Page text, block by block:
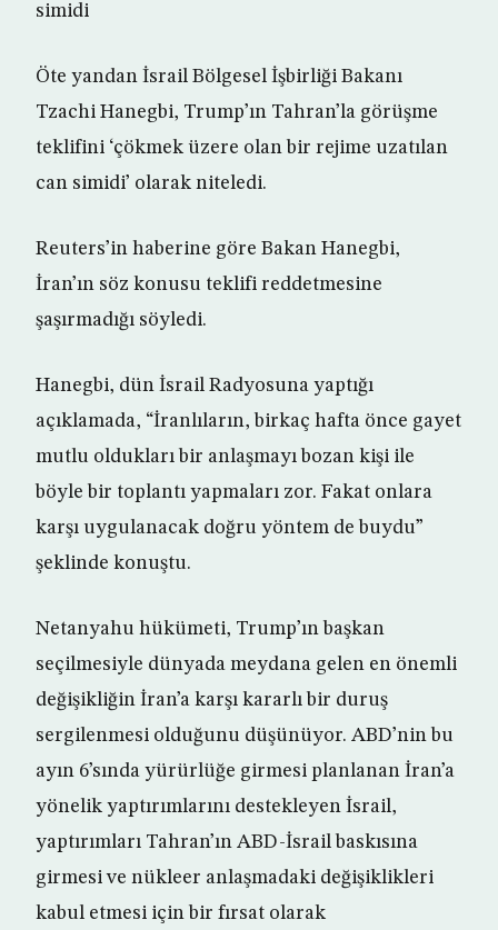
simidi
Öte yandan İsrail Bölgesel İşbirliği Bakanı
Tzachi Hanegbi, Trump’ın Tahran’la görüşme
teklifini ‘çökmek üzere olan bir rejime uzatılan
can simidi’ olarak niteledi.
Reuters’in haberine göre Bakan Hanegbi,
İran’ın söz konusu teklifi reddetmesine
şaşırmadığı söyledi.
Hanegbi, dün İsrail Radyosuna yaptığı
açıklamada, “İranlıların, birkaç hafta önce gayet
mutlu oldukları bir anlaşmayı bozan kişi ile
böyle bir toplantı yapmaları zor. Fakat onlara
karşı uygulanacak doğru yöntem de buydu”
şeklinde konuştu.
Netanyahu hükümeti, Trump’ın başkan
seçilmesiyle dünyada meydana gelen en önemli
değişikliğin İran’a karşı kararlı bir duruş
sergilenmesi olduğunu düşünüyor. ABD’nin bu
ayın 6’sında yürürlüğe girmesi planlanan İran’a
yönelik yaptırımlarını destekleyen İsrail,
yaptırımları Tahran’ın ABD-İsrail baskısına
girmesi ve nükleer anlaşmadaki değişiklikleri
kabul etmesi için bir fırsat olarak